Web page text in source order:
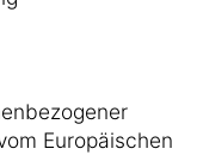
Europäischen